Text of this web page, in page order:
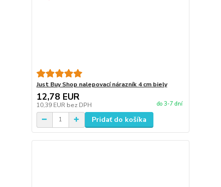
Just Buy Shop nalepovací nárazník 4 cm biely
12,78 EUR
10,39 EUR bez DPH do 3-7 dní
Pridať do košíka